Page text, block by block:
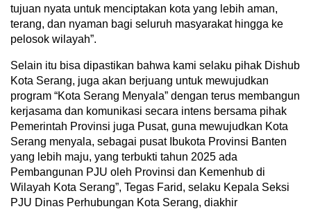
tujuan nyata untuk menciptakan kota yang lebih aman,
terang, dan nyaman bagi seluruh masyarakat hingga ke
pelosok wilayah”.
Selain itu bisa dipastikan bahwa kami selaku pihak Dishub
Kota Serang, juga akan berjuang untuk mewujudkan
program “Kota Serang Menyala” dengan terus membangun
kerjasama dan komunikasi secara intens bersama pihak
Pemerintah Provinsi juga Pusat, guna mewujudkan Kota
Serang menyala, sebagai pusat Ibukota Provinsi Banten
yang lebih maju, yang terbukti tahun 2025 ada
Pembangunan PJU oleh Provinsi dan Kemenhub di
Wilayah Kota Serang”, Tegas Farid, selaku Kepala Seksi
PJU Dinas Perhubungan Kota Serang, diakhir